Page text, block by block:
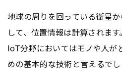
地球の周りを回っている衛星
して、位置情報は計算されます。
IoT分野においてはモノや人が
めの基本的な技術と言えるでし